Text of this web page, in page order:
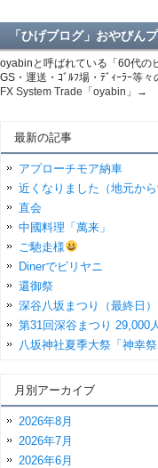
「ひげブログ」おやびん
oyabinと呼ばれている「60代の
GS・運送・ｺﾞﾙﾌ場・ﾃﾞｨｰﾗｰ等々
FX System Trade「oyabin」→
最新の記事
アプローチモア納車
近くなりました（地元から
直会
中國料理「萬来」
ご馳走様
Dinerでビリヤニ
還御祭
深谷八坂まつり（最終日）
第31回深谷まつり 29,000
八坂神社夏季大祭「神幸祭
月別アーカイブ
2026年8月
2026年7月
2026年6月